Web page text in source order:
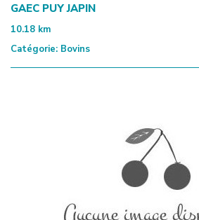
GAEC PUY JAPIN
10.18 km
Catégorie: Bovins